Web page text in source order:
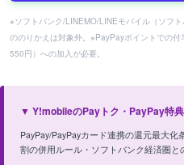
※ソフトバンク/LINEMO/LINEモバイル（ソフ
ののりかえは対象外。※PayPayポイントでの
550円）への加入が必要。
▼ Y!mobileのPayトク・PayPay特
PayPay/PayPayカード連携の還元最大
割の併用ルール・ソフトバンク経済圏と